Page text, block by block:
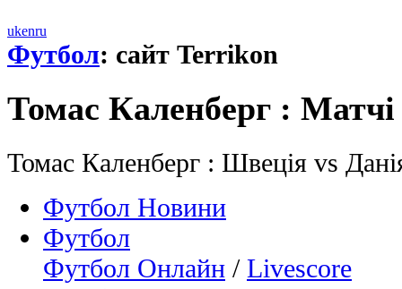
ukenru
Футбол: сайт Terrikon
Томас Каленберг : Матчi
Томас Каленберг : Швеція vs
Футбол Новини
Футбол
Футбол Онлайн / Livescore